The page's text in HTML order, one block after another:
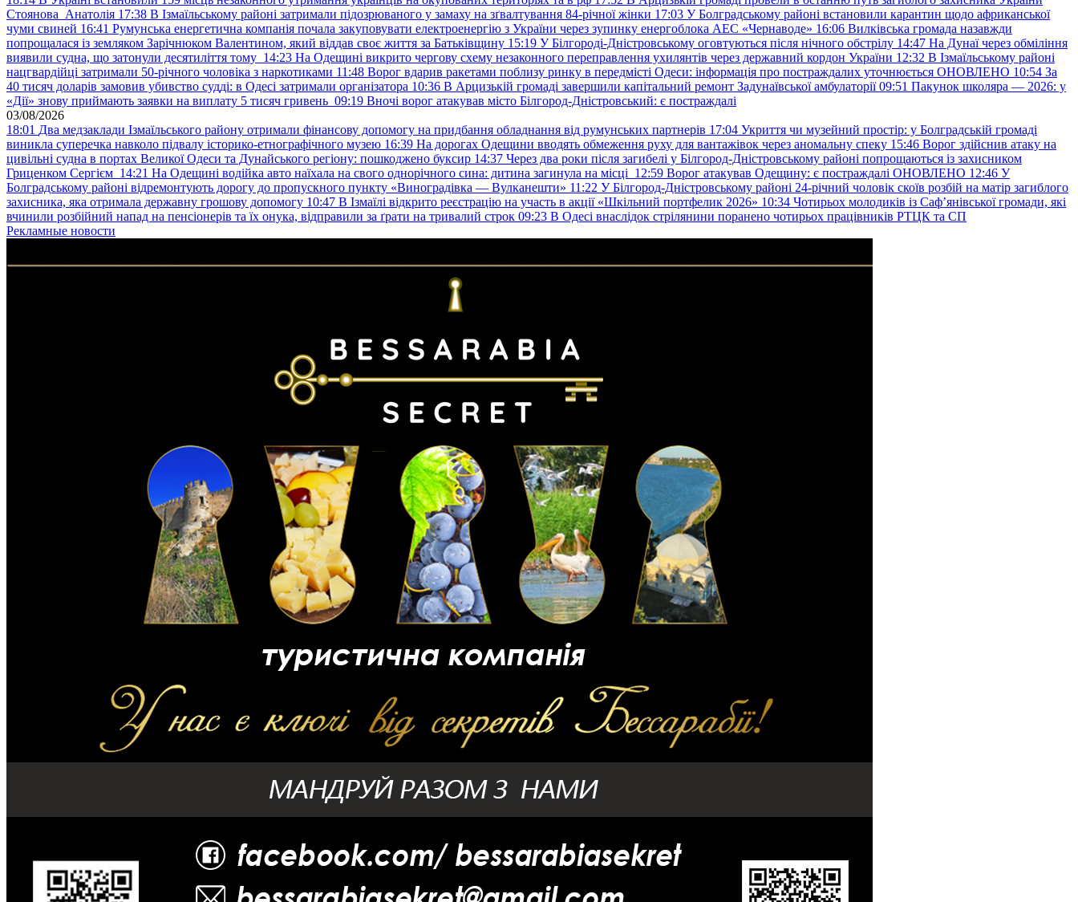
Стоянова Анатолія 17:38 В Ізмаїльському районі затримали підозрюваного у замаху на зґвалтування 84-річної жінки 17:03 У Болградському районі встановили карантин щодо африканської
чуми свиней 16:41 Румунська енергетична компанія почала закуповувати електроенергію з України через зупинку енергоблока АЕС «Чернаводе» 16:06 Вилківська громада назавжди
попрощалася із земляком Зарічнюком Валентином, який віддав своє життя за Батьківщину 15:19 У Білгороді-Дністровському оговтуються після нічного обстрілу 14:47 На Дунаї через обміління
виявили судна, що затонули десятиліття тому 14:23 На Одещині викрито чергову схему незаконного переправлення ухилянтів через державний кордон України 12:32 В Ізмаїльському районі
нацгвардійці затримали 50-річного чоловіка з наркотиками 11:48 Ворог вдарив ракетами поблизу ринку в передмісті Одеси: інформація про постраждалих уточнюється ОНОВЛЕНО 10:54 За
40 тисяч доларів замовив убивство судді: в Одесі затримали організатора 10:36 В Арцизькій громаді завершили капітальний ремонт Задунаївської амбулаторії 09:51 Пакунок школяра — 2026: у
«Дії» знову приймають заявки на виплату 5 тисяч гривень 09:19 Вночі ворог атакував місто Білгород-Дністровський: є постраждалі
03/08/2026
18:01 Два медзаклади Ізмаїльського району отримали фінансову допомогу на придбання обладнання від румунських партнерів 17:04 Укриття чи музейний простір: у Болградській громаді
виникла суперечка навколо підвалу історико-етнографічного музею 16:39 На дорогах Одещини вводять обмеження руху для вантажівок через аномальну спеку 15:46 Ворог здійснив атаку на
цивільні судна в портах Великої Одеси та Дунайського регіону: пошкоджено буксир 14:37 Через два роки після загибелі у Білгород-Дністровському районі попрощаються із захисником
Гриценком Сергієм 14:21 На Одещині водійка авто наїхала на свого однорічного сина: дитина загинула на місці 12:59 Ворог атакував Одещину: є постраждалі ОНОВЛЕНО 12:46 У
Болградському районі відремонтують дорогу до пропускного пункту «Виноградівка — Вулканешти» 11:22 У Білгород-Дністровському районі 24-річний чоловік скоїв розбій на матір загиблого
захисника, яка отримала державну грошову допомогу 10:47 В Ізмаїлі відкрито реєстрацію на участь в акції «Шкільний портфелик 2026» 10:34 Чотирьох молодиків із Саф’янівської громади, які
вчинили розбійний напад на пенсіонерів та їх онука, відправили за ґрати на тривалий строк 09:23 В Одесі внаслідок стрілянини поранено чотирьох працівників РТЦК та СП
Рекламные новости